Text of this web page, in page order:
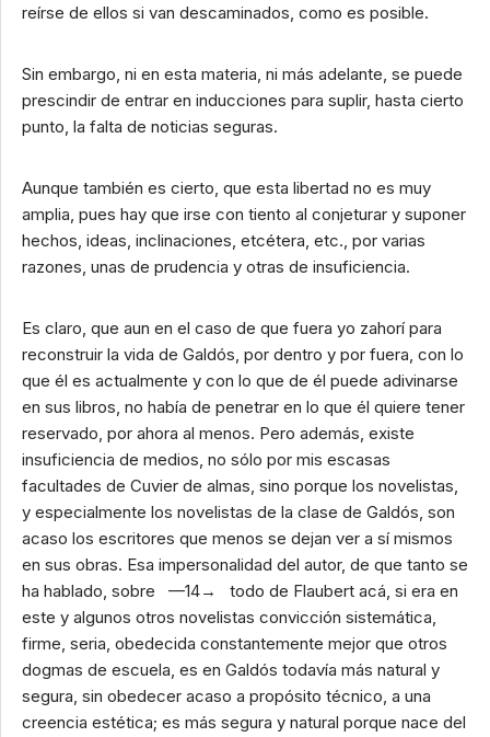
reírse de ellos si van descaminados, como es posible.
Sin embargo, ni en esta materia, ni más adelante, se puede
prescindir de entrar en inducciones para suplir, hasta cierto
punto, la falta de noticias seguras.
Aunque también es cierto, que esta libertad no es muy
amplia, pues hay que irse con tiento al conjeturar y suponer
hechos, ideas, inclinaciones, etcétera, etc., por varias
razones, unas de prudencia y otras de insuficiencia.
Es claro, que aun en el caso de que fuera yo zahorí para
reconstruir la vida de Galdós, por dentro y por fuera, con lo
que él es actualmente y con lo que de él puede adivinarse
en sus libros, no había de penetrar en lo que él quiere tener
reservado, por ahora al menos. Pero además, existe
insuficiencia de medios, no sólo por mis escasas
facultades de Cuvier de almas, sino porque los novelistas,
y especialmente los novelistas de la clase de Galdós, son
acaso los escritores que menos se dejan ver a sí mismos
en sus obras. Esa impersonalidad del autor, de que tanto se
ha hablado, sobre —14→ todo de Flaubert acá, si era en
este y algunos otros novelistas convicción sistemática,
firme, seria, obedecida constantemente mejor que otros
dogmas de escuela, es en Galdós todavía más natural y
segura, sin obedecer acaso a propósito técnico, a una
creencia estética; es más segura y natural porque nace del